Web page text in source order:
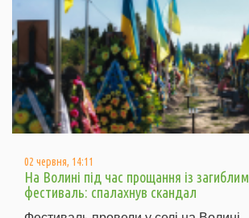
02 червня, 14:11
На Волині під час прощання із
фестиваль: спалахнув скандал